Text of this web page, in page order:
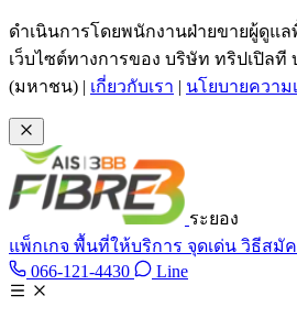
ข้ามไปเนื้อหาหลัก
ดำเนินการโดยพนักงานฝ่ายขายผู้ดูแ
เว็บไซต์ทางการของ บริษัท ทริปเปิลที
(มหาชน) | เกี่ยวกับเรา | นโยบายความ
ระยอง
แพ็กเกจ พื้นที่ให้บริการ จุดเด่น วิธีสมั
066-121-4430 โทร 066-121-4430
LineLine @tan3bb